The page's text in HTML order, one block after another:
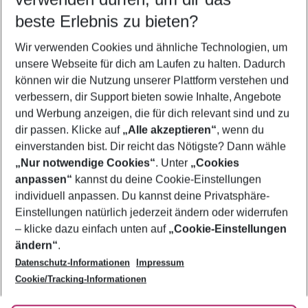
5-8 Nächte
2 Erwachsene Keine Kinder
Mehr Filter anzeigen
Footer
Footer navigation
Über uns
AGB
Bestpreisgarantie
Cookie-Einstellungen ändern
Cookie-Richtlinie
Agenturbetreuung
Barrierefreies Reisen
Folge uns
beste Erlebnis zu bieten?
Wir verwenden Cookies und ähnliche Technologien, um
unsere Webseite für dich am Laufen zu halten. Dadurch
können wir die Nutzung unserer Plattform verstehen und
verbessern, dir Support bieten sowie Inhalte, Angebote
und Werbung anzeigen, die für dich relevant sind und zu
dir passen. Klicke auf „Alle akzeptieren“, wenn du
einverstanden bist. Dir reicht das Nötigste? Dann wähle
„Nur notwendige Cookies“. Unter „Cookies
anpassen“ kannst du deine Cookie-Einstellungen
individuell anpassen. Du kannst deine Privatsphäre-
Einstellungen natürlich jederzeit ändern oder widerrufen
– klicke dazu einfach unten auf „Cookie-Einstellungen
ändern“.
Datenschutz-Informationen
Impressum
Cookie/Tracking-Informationen